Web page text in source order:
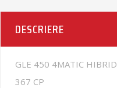
DESCRIERE
GLE 450 4MATIC HIBRID
367 CP